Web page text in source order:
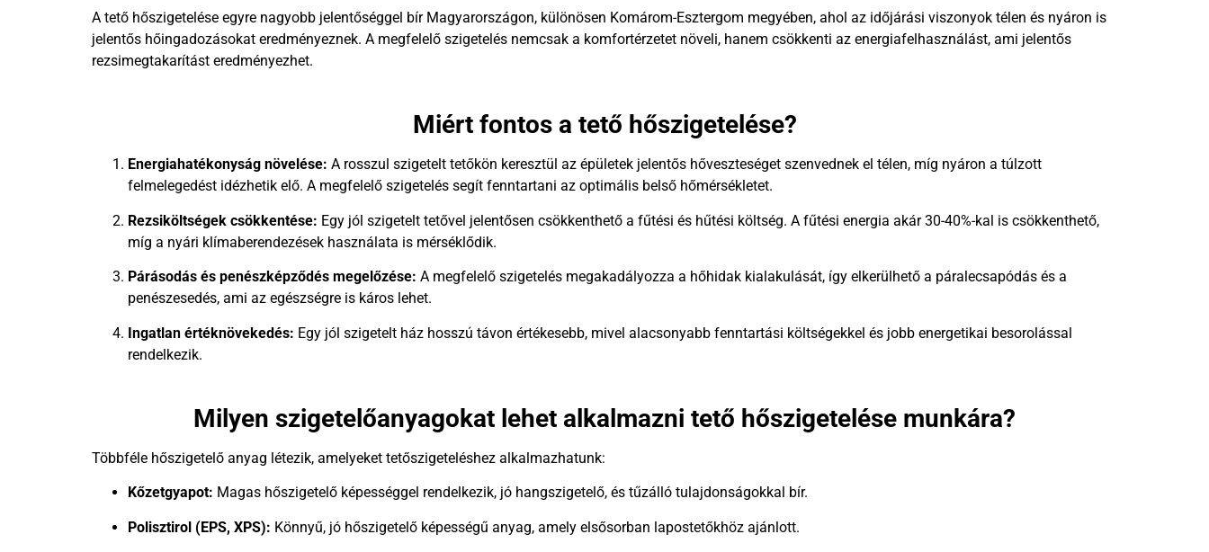
A tető hőszigetelése egyre nagyobb jelentőséggel bír Magyarországon, különösen Komárom-Esztergom megyében, ahol az időjárási viszonyok télen és nyáron is
jelentős hőingadozásokat eredményeznek. A megfelelő szigetelés nemcsak a komfortérzetet növeli, hanem csökkenti az energiafelhasználást, ami jelentős
rezsimegtakarítást eredményezhet.
Miért fontos a tető hőszigetelése?
Energiahatékonyság növelése: A rosszul szigetelt tetőkön keresztül az épületek jelentős hőveszteséget szenvednek el télen, míg nyáron a túlzott
felmelegedést idézhetik elő. A megfelelő szigetelés segít fenntartani az optimális belső hőmérsékletet.
Rezsiköltségek csökkentése: Egy jól szigetelt tetővel jelentősen csökkenthető a fűtési és hűtési költség. A fűtési energia akár 30-40%-kal is csökkenthető,
míg a nyári klímaberendezések használata is mérséklődik.
Párásodás és penészképződés megelőzése: A megfelelő szigetelés megakadályozza a hőhidak kialakulását, így elkerülhető a páralecsapódás és a
penészesedés, ami az egészségre is káros lehet.
Ingatlan értéknövekedés: Egy jól szigetelt ház hosszú távon értékesebb, mivel alacsonyabb fenntartási költségekkel és jobb energetikai besorolással
rendelkezik.
Milyen szigetelőanyagokat lehet alkalmazni tető hőszigetelése munkára?
Többféle hőszigetelő anyag létezik, amelyeket tetőszigeteléshez alkalmazhatunk:
Kőzetgyapot: Magas hőszigetelő képességgel rendelkezik, jó hangszigetelő, és tűzálló tulajdonságokkal bír.
Polisztirol (EPS, XPS): Könnyű, jó hőszigetelő képességű anyag, amely elsősorban lapostetőkhöz ajánlott.